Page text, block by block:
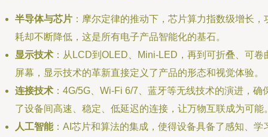
半导体与芯片 ：摩尔定律的推动下，芯片算力指数级增长，
耗却不断降低，这是所有电子产品智能化的基石。
显示技术 ：从LCD到OLED、Mini-LED，再到可折叠、可卷
屏幕，显示技术的革新直接定义了产品的形态和视觉体验。
连接技术 ：4G/5G、Wi-Fi 6/7、蓝牙等无线技术的演进，确
了设备间高速、稳定、低延迟的连接，让万物互联成为可能
人工智能：AI芯片和算法的集成，使得设备具备了感知、学